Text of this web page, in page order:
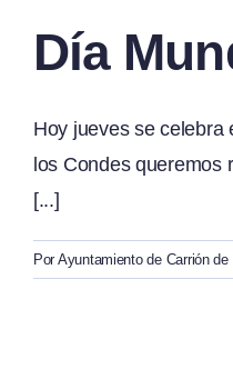
Día
Hoy jueves se celebra
los Condes queremos
[...]
Por Ayuntamiento de Carrión de